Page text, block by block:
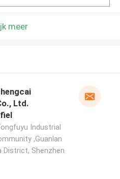
meer
Ltd.
Industrial
,Guanlan
District, Shenzhen